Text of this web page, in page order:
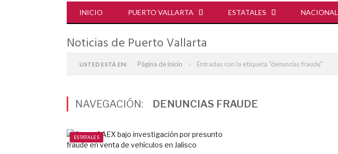
INICIO PUERTO VALLARTA ESTATALES NACIONAL
Noticias de Puerto Vallarta
USTED ESTÁ EN: Página de inicio » Entradas con la etiqueta "denuncias fraude"
NAVEGACIÓN: DENUNCIAS FRAUDE
ESTATALES